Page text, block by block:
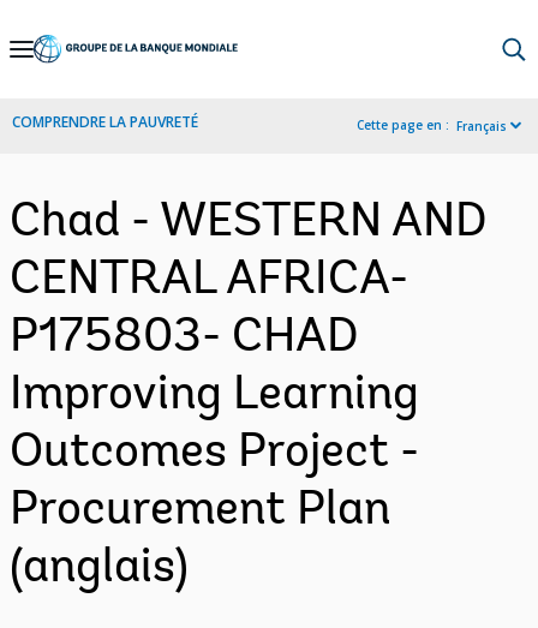
Skip
Navigation
COMPRENDRE LA PAUVRETÉ Cette page en : Français
Chad - WESTERN AND
CENTRAL AFRICA-
P175803- CHAD
Improving Learning
Outcomes Project -
Procurement Plan
(anglais)